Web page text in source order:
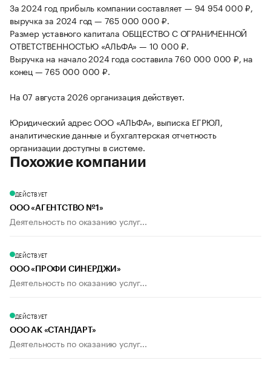
За 2024 год прибыль компании составляет — 94 954 000 ₽,
выручка за 2024 год — 765 000 000 ₽.
Размер уставного капитала ОБЩЕСТВО С ОГРАНИЧЕННОЙ
ОТВЕТСТВЕННОСТЬЮ «АЛЬФА» — 10 000 ₽.
Выручка на начало 2024 года составила 760 000 000 ₽, на
конец — 765 000 000 ₽.
На 07 августа 2026 организация действует.
Юридический адрес ООО «АЛЬФА», выписка ЕГРЮЛ,
аналитические данные и бухгалтерская отчетность
организации доступны в системе.
Похожие компании
ДЕЙСТВУЕТ
ООО «АГЕНТСТВО №1»
Деятельность по оказанию услуг...
ДЕЙСТВУЕТ
ООО «ПРОФИ СИНЕРДЖИ»
Деятельность по оказанию услуг...
ДЕЙСТВУЕТ
ООО АК «СТАНДАРТ»
Деятельность по оказанию услуг...